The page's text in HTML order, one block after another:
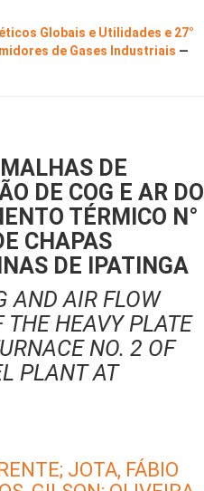
Globais e Utilidades e 27°
de Gases Industriais —
DE
DE COG E AR DO
TÉRMICO N°
CHAPAS
DE IPATINGA
AND AIR FLOW
THE HEAVY PLATE
NO. 2 OF
PLANT AT
JOTA, FÁBIO